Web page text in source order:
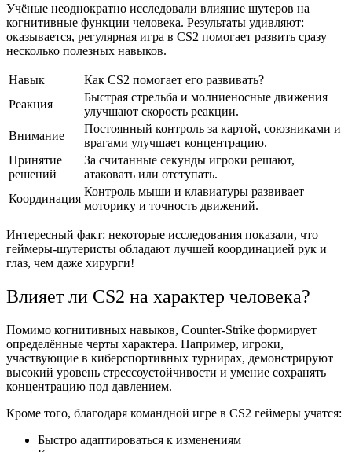
Учёные неоднократно исследовали влияние шутеров на
когнитивные функции человека. Результаты удивляют:
оказывается, регулярная игра в CS2 помогает развить сразу
несколько полезных навыков.
Навык
Как CS2 помогает его развивать?
Реакция
Быстрая стрельба и молниеносные движения
улучшают скорость реакции.
Внимание
Постоянный контроль за картой, союзниками и
врагами улучшает концентрацию.
Принятие
решений
За считанные секунды игроки решают,
атаковать или отступать.
Координация
Контроль мыши и клавиатуры развивает
моторику и точность движений.
Интересный факт: некоторые исследования показали, что
геймеры-шутеристы обладают лучшей координацией рук и
глаз, чем даже хирурги!
Влияет ли CS2 на характер человека?
Помимо когнитивных навыков, Counter-Strike формирует
определённые черты характера. Например, игроки,
участвующие в киберспортивных турнирах, демонстрируют
высокий уровень стрессоустойчивости и умение сохранять
концентрацию под давлением.
Кроме того, благодаря командной игре в CS2 геймеры учатся:
Быстро адаптироваться к изменениям